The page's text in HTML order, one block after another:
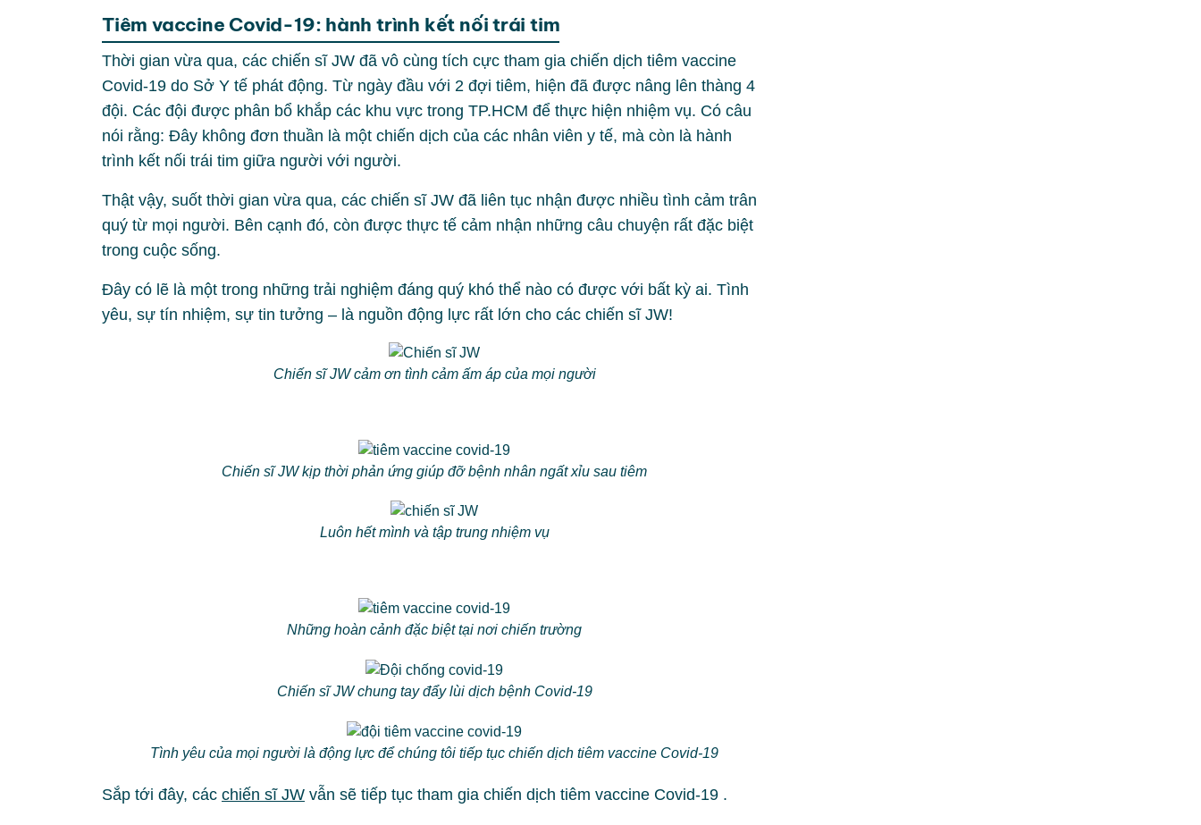
Tiêm vaccine Covid-19: hành trình kết nối trái tim
Thời gian vừa qua, các chiến sĩ JW đã vô cùng tích cực tham gia chiến dịch tiêm vaccine
Covid-19 do Sở Y tế phát động. Từ ngày đầu với 2 đợi tiêm, hiện đã được nâng lên thàng 4
đội. Các đội được phân bổ khắp các khu vực trong TP.HCM để thực hiện nhiệm vụ. Có câu
nói rằng: Đây không đơn thuần là một chiến dịch của các nhân viên y tế, mà còn là hành
trình kết nối trái tim giữa người với người.
Thật vậy, suốt thời gian vừa qua, các chiến sĩ JW đã liên tục nhận được nhiều tình cảm trân
quý từ mọi người. Bên cạnh đó, còn được thực tế cảm nhận những câu chuyện rất đặc biệt
trong cuộc sống.
Đây có lẽ là một trong những trải nghiệm đáng quý khó thể nào có được với bất kỳ ai. Tình
yêu, sự tín nhiệm, sự tin tưởng – là nguồn động lực rất lớn cho các chiến sĩ JW!
Chiến sĩ JW cảm ơn tình cảm ấm áp của mọi người
Chiến sĩ JW kịp thời phản ứng giúp đỡ bệnh nhân ngất xỉu sau tiêm
Luôn hết mình và tập trung nhiệm vụ
Những hoàn cảnh đặc biệt tại nơi chiến trường
Chiến sĩ JW chung tay đẩy lùi dịch bệnh Covid-19
Tình yêu của mọi người là động lực để chúng tôi tiếp tục chiến dịch tiêm vaccine Covid-19
Sắp tới đây, các chiến sĩ JW vẫn sẽ tiếp tục tham gia chiến dịch tiêm vaccine Covid-19 .